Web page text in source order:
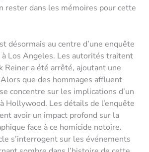
rester dans les mémoires pour cette
désormais au centre d’une enquête
Los Angeles. Les autorités traitent
Reiner a été arrêté, ajoutant une
que des hommages affluent
concentre sur les implications d’un
Hollywood. Les détails de l’enquête
avoir un impact profond sur la
face à ce homicide notoire.
s’interrogent sur les événements